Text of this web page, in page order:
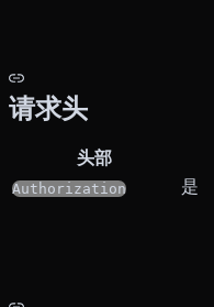
请求头
头部
Authorization 是